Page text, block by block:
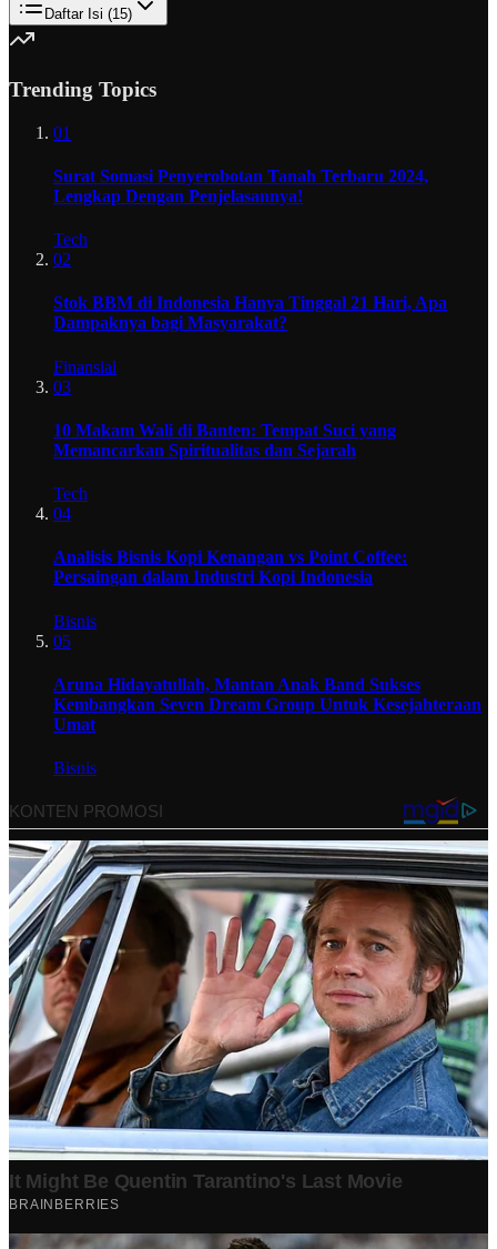
Daftar Isi (15)
Trending Topics
01
Surat Somasi Penyerobotan Tanah Terbaru 2024,
Lengkap Dengan Penjelasannya!
Tech
02
Stok BBM di Indonesia Hanya Tinggal 21 Hari, Apa
Dampaknya bagi Masyarakat?
Finansial
03
10 Makam Wali di Banten: Tempat Suci yang
Memancarkan Spiritualitas dan Sejarah
Tech
04
Analisis Bisnis Kopi Kenangan vs Point Coffee:
Persaingan dalam Industri Kopi Indonesia
Bisnis
05
Aruna Hidayatullah, Mantan Anak Band Sukses
Kembangkan Seven Dream Group Untuk Kesejahteraan
Umat
Bisnis